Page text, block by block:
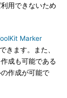
用できないため
Marker
きます。また、
成も可能である
作成が可能で